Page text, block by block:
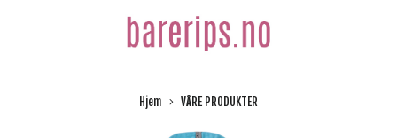
Hjem VÅRE PRODUKTER